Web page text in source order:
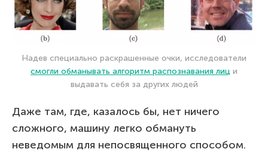
Надев специально раскрашенные очки, исследователи
смогли обманывать алгоритм распознавания лиц и
выдавать себя за других людей
Даже там, где, казалось бы, нет ничего
сложного, машину легко обмануть
неведомым для непосвященного способом.